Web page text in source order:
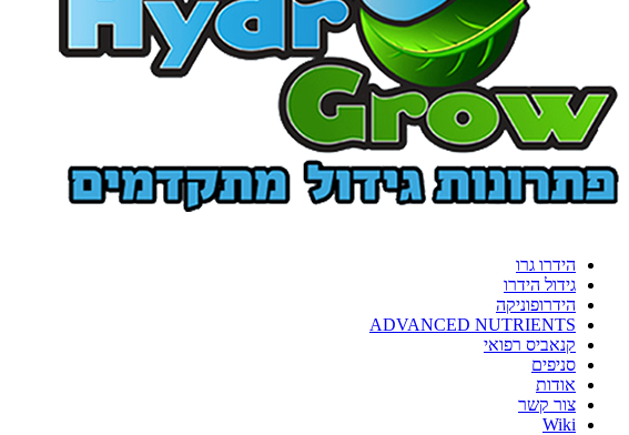
הידרו גרו
גידול הידרו
הידרופוניקה
ADVANCED NUTRIENTS
קנאביס רפואי
סניפים
אודות
צור קשר
Wiki